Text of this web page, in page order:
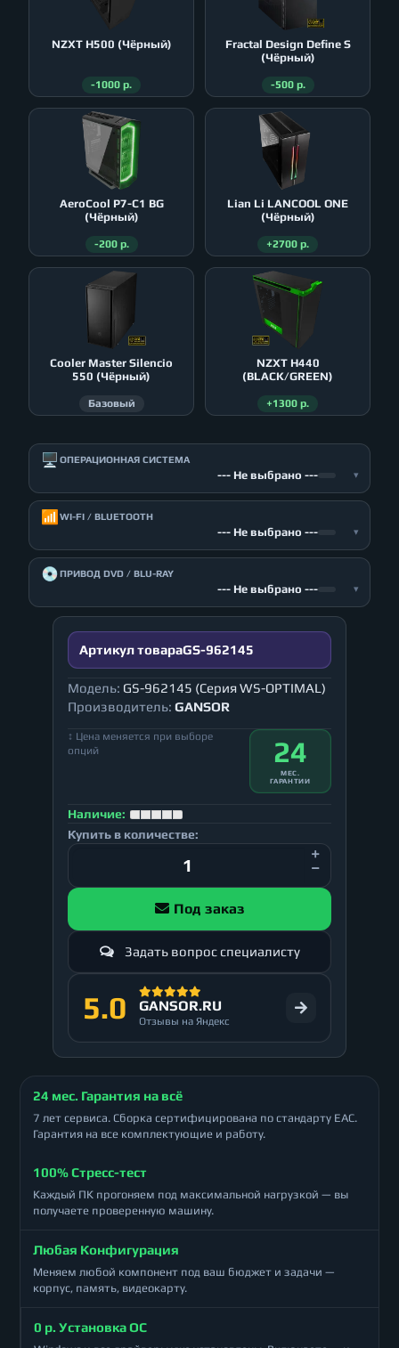
NZXT H500 (Чёрный)
-1000 р.
Fractal Design Define S
(Чёрный)
-500 р.
AeroСool P7-C1 BG
(Чёрный)
-200 р.
Lian Li LANCOOL ONE
(Чёрный)
+2700 р.
Cooler Master Silencio
550 (Чёрный)
Базовый
NZXT H440
(BLACK/GREEN)
+1300 р.
🖥️ ОПЕРАЦИОННАЯ СИСТЕМА
--- Не выбрано --- ▾
📶 WI-FI / BLUETOOTH
--- Не выбрано --- ▾
💿ПРИВОД DVD / BLU-RAY
--- Не выбрано --- ▾
Артикул товараGS-962145
Модель: GS-962145 (Серия WS-OPTIMAL)
Производитель: GANSOR
↕ Цена меняется при выборе
опций
24
МЕС.
ГАРАНТИИ
Наличие:
Купить в количестве:
Под заказ
Задать вопрос специалисту
5.0 GANSOR.RU
Отзывы на Яндекс
24 мес. Гарантия на всё
7 лет сервиса. Сборка сертифицирована по стандарту ЕАС.
Гарантия на все комплектующие и работу.
100% Стресс-тест
Каждый ПК прогоняем под максимальной нагрузкой — вы
получаете проверенную машину.
Любая Конфигурация
Меняем любой компонент под ваш бюджет и задачи —
корпус, память, видеокарту.
0 р. Установка ОС